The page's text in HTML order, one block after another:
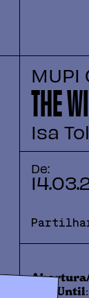
MUPI
THE
Isa
De:
14.03.
Até/Until